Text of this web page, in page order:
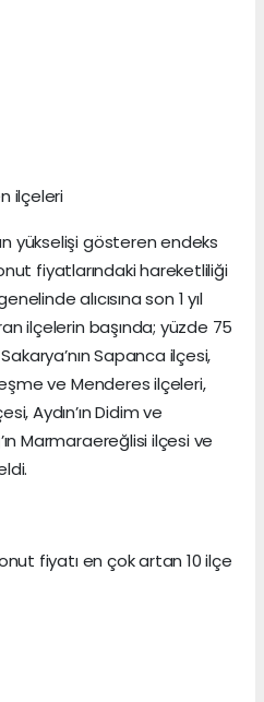
ilçeleri
yükselişi gösteren endeks
fiyatlarındaki hareketliliği
alıcısına son 1 yıl
ilçelerin başında; yüzde 75
Sapanca ilçesi,
ve Menderes ilçeleri,
Aydın’ın Didim ve
Marmaraereğlisi ilçesi ve
fiyatı en çok artan 10 ilçe